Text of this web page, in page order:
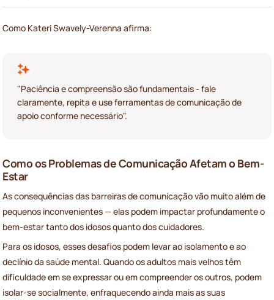
Como Kateri Swavely-Verenna afirma:
"Paciência e compreensão são fundamentais - fale
claramente, repita e use ferramentas de comunicação de
apoio conforme necessário".
Como os Problemas de Comunicação Afetam o Bem-
Estar
As consequências das barreiras de comunicação vão muito além de
pequenos inconvenientes — elas podem impactar profundamente o
bem-estar tanto dos idosos quanto dos cuidadores.
Para os idosos, esses desafios podem levar ao isolamento e ao
declínio da saúde mental. Quando os adultos mais velhos têm
dificuldade em se expressar ou em compreender os outros, podem
isolar-se socialmente, enfraquecendo ainda mais as suas